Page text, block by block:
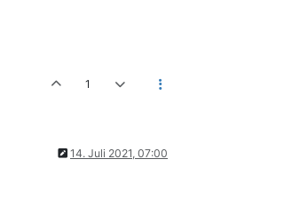
1
14. Juli 2021, 07:00